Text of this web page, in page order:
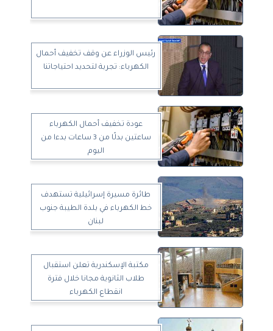
رئيس الوزراء عن وقف تخفيف أحمال
الكهرباء: تجربة لتحديد احتياجاتنا
عودة تخفيف أحمال الكهرباء
ساعتين بدلًا من 3 ساعات بدءا من
اليوم
طائرة مسيرة إسرائيلية تستهدف
خط الكهرباء في بلدة الطيبة جنوب
لبنان
مكتبة الإسكندرية تعلن استقبال
طلاب الثانوية مجانا خلال فترة
انقطاع الكهرباء